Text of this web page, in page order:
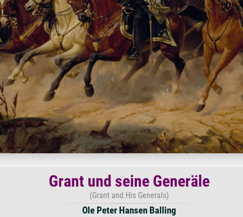
Grant und seine Generäle
(Grant and His Generals)
Ole Peter Hansen Balling